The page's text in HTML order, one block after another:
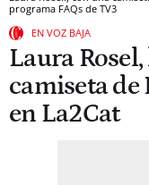
programa FAQs de TV3
EN VOZ BAJA
Laura
camiseta de
en La2Cat